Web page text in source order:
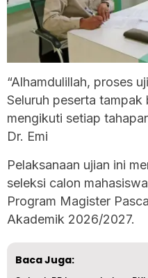
“Alhamdulillah, proses
Seluruh peserta tampak
mengikuti setiap
Dr. Emi
Pelaksanaan ujian ini
seleksi calon
Program Magister
Akademik 2026/2027.
Baca Juga: